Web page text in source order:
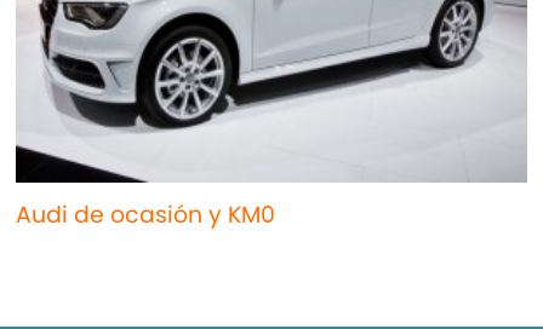
Audi de ocasión y KM0